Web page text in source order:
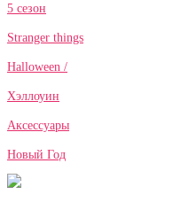
5 сезон
Stranger things
Halloween /
Хэллоуин
Аксессуары
Новый Год